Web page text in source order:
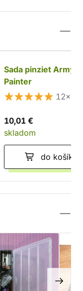
Sada pinziet Army
Painter
12×
10,01 €
skladom
do košíka